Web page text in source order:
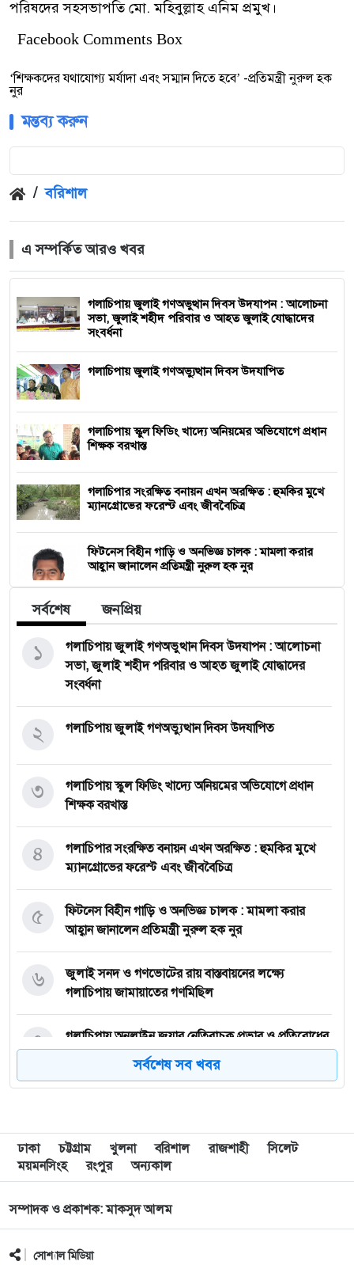
/ বরিশাল
এ সম্পর্কিত আরও খবর
গলাচিপায় জুলাই গণঅভুত্থান দিবস উদযাপন : আলোচনা
সভা, জুলাই শহীদ পরিবার ও আহত জুলাই যোদ্ধাদের
সংবর্ধনা
গলাচিপায় জুলাই গণঅভ্যুত্থান দিবস উদযাপিত
গলাচিপায় স্কুল ফিডিং খাদ্যে অনিয়মের অভিযোগে প্রধান
শিক্ষক বরখাস্ত
গলাচিপার সংরক্ষিত বনায়ন এখন অরক্ষিত : হুমকির মুখে
ম্যানগ্রোভের ফরেস্ট এবং জীববৈচিত্র
ফিটনেস বিহীন গাড়ি ও অনভিজ্ঞ চালক : মামলা করার
আহ্বান জানালেন প্রতিমন্ত্রী নুরুল হক নুর
পরিষদের সহসভাপতি মো. মহিবুল্লাহ এনিম প্রমুখ।
Facebook Comments Box
‘শিক্ষকদের যথাযোগ্য মর্যাদা এবং সম্মান দিতে হবে’ -প্রতিমন্ত্রী নুরুল হক
নুর
মন্তব্য করুন
সর্বশেষ জনপ্রিয়
গলাচিপায় জুলাই গণঅভুত্থান দিবস উদযাপন : আলোচনা
সভা, জুলাই শহীদ পরিবার ও আহত জুলাই যোদ্ধাদের
সংবর্ধনা
১
গলাচিপায় জুলাই গণঅভ্যুত্থান দিবস উদযাপিত
২
গলাচিপায় স্কুল ফিডিং খাদ্যে অনিয়মের অভিযোগে প্রধান
শিক্ষক বরখাস্ত
৩
গলাচিপার সংরক্ষিত বনায়ন এখন অরক্ষিত : হুমকির মুখে
ম্যানগ্রোভের ফরেস্ট এবং জীববৈচিত্র
৪
ফিটনেস বিহীন গাড়ি ও অনভিজ্ঞ চালক : মামলা করার
আহ্বান জানালেন প্রতিমন্ত্রী নুরুল হক নুর
৫
জুলাই সনদ ও গণভোটের রায় বাস্তবায়নের লক্ষ্যে
গলাচিপায় জামায়াতের গণমিছিল
৬
গলাচিপায় অনলাইন জুয়ার নেতিবাচক প্রভাব ও প্রতিরোধের
উপায় করণীয় শীর্ষক সেমিনার
৭
গলাচিপা প্রেসক্লাব : প্রয়াত সম্পাদক রিচার্ডের স্মরণ সভা
৯
জন্ম-মৃত্যু নিবন্ধন : টানা দুইবার বিভাগের সেরা ইউএনও
১০
সর্বশেষ সব খবর
ঢাকা চট্টগ্রাম খুলনা বরিশাল রাজশাহী
সিলেট
ময়মনসিংহ
রংপুর অন্যকাল
সম্পাদক ও প্রকাশক: মাকসুদ আলম
সোশ্যাল মিডিয়া